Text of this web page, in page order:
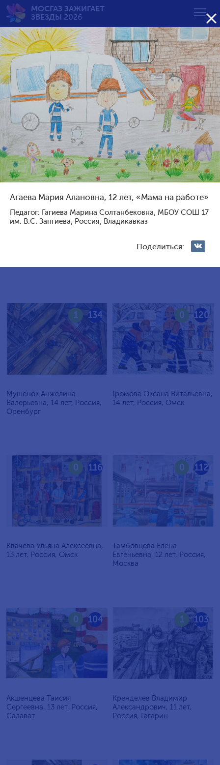
МОСГАЗ ЗАЖИГАЕТ
ЗВЕЗДЫ 2026 
Агаева Мария Алановна, 12 лет, «Мама на работе»
Педагог: Гагиева Марина Солтанбековна, МБОУ СОШ 17
им. В.С. Зангиева, Россия, Владикавказ
Поделиться:
Будни и праздники
газовой службы
от 11 до 14 лет
Возрастная группа:
от 7 до 10 лет
от 11 до 14 лет
от 15 до 18 лет
134
1
Мушенок Анжелина
Валерьевна, 14 лет, Россия,
Оренбург
120
0
Громова Оксана Витальевна,
14 лет, Россия, Омск
116
0
Квачёва Ульяна Алексеевна,
13 лет, Россия, Омск
112
0
Тамбовцева Елена
Евгеньевна, 12 лет, Россия,
Москва
104
0
Акшенцева Таисия
Сергеевна, 13 лет, Россия,
Салават
103
1
Кренделев Владимир
Александрович, 11 лет,
Россия, Гагарин